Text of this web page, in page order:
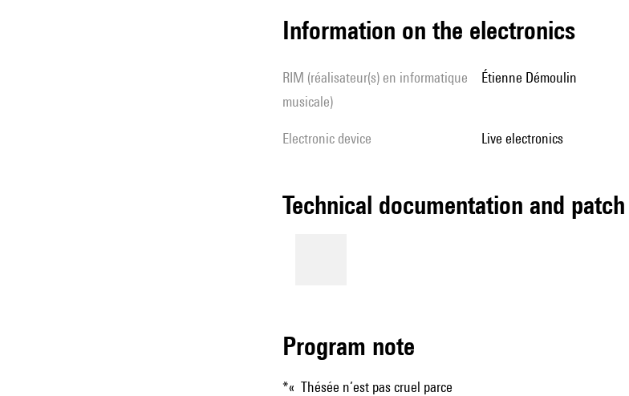
Information on the electronics
RIM (réalisateur(s) en informatique
musicale)
Étienne Démoulin
Electronic device live electronics
technical documentation and patch
Program note
*« Thésée n’est pas cruel parce